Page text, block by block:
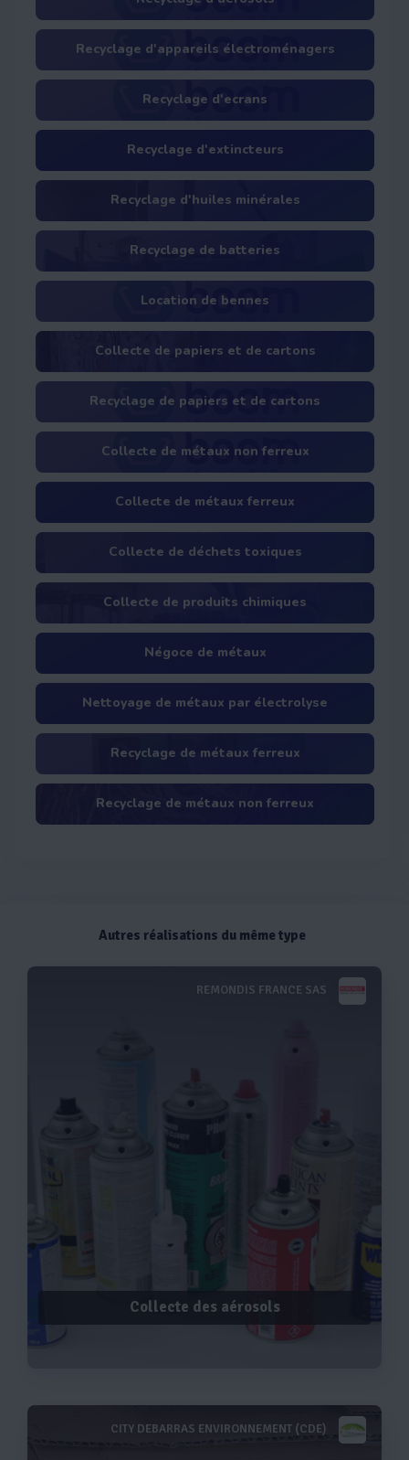
Recyclage d'appareils électroménagers
Recyclage d'ecrans
Recyclage d'extincteurs
Recyclage d'huiles minérales
Recyclage de batteries
Location de bennes
Collecte de papiers et de cartons
Recyclage de papiers et de cartons
Collecte de métaux non ferreux
Collecte de métaux ferreux
Collecte de déchets toxiques
Collecte de produits chimiques
Négoce de métaux
Nettoyage de métaux par électrolyse
Recyclage de métaux ferreux
Recyclage de métaux non ferreux
Autres réalisations du même type
REMONDIS FRANCE SAS
Collecte des aérosols
Voir plus
CITY DEBARRAS ENVIRONNEMENT (CDE)